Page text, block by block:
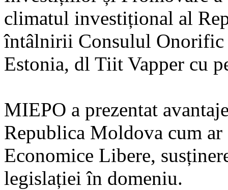
climatul investițional al
întâlnirii Consulul
Estonia, dl Tiit Vapper cu
MIEPO a prezentat
Republica Moldova cum
Economice Libere,
legislației în domeniu.